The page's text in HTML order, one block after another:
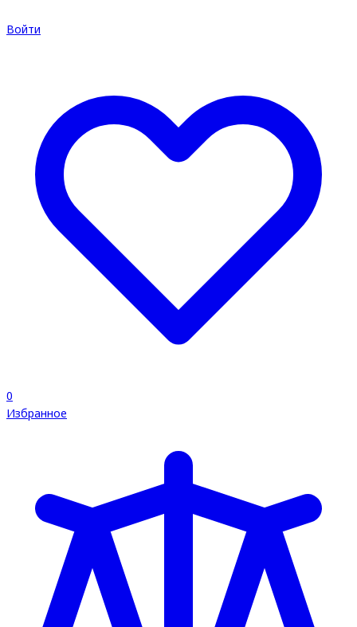
Войти
0
Избранное